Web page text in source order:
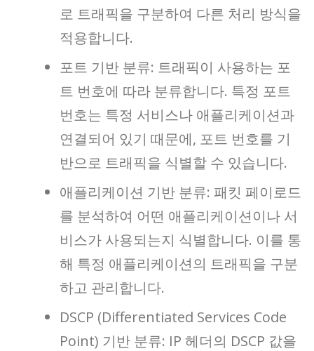
로 트래픽을 구분하여 다른 처리 방식을
적용합니다.
포트 기반 분류: 트래픽이 사용하는 포
트 번호에 따라 분류합니다. 특정 포트
번호는 특정 서비스나 애플리케이션과
연결되어 있기 때문에, 포트 번호를 기
반으로 트래픽을 식별할 수 있습니다.
애플리케이션 기반 분류: 패킷 페이로드
를 분석하여 어떤 애플리케이션이나 서
비스가 사용되는지 식별합니다. 이를 통
해 특정 애플리케이션의 트래픽을 구분
하고 관리합니다.
DSCP (Differentiated Services Code
Point) 기반 분류: IP 헤더의 DSCP 값을